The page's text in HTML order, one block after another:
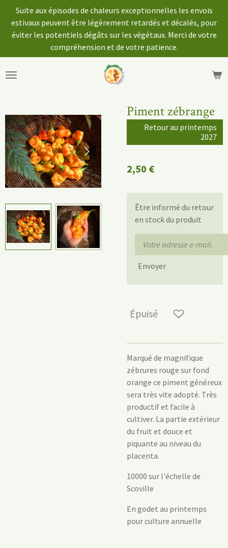
Passer
au
contenu
Suite aux épisodes de chaleurs exceptionnelles les envois
estivaux peuvent être légèrement retardés et décalés, pour
éviter les potentiels dégâts sur les végétaux. Merci de votre
compréhension et de votre patience.
Piment zébrange
Retour au printemps
2027
2,50 €
Être informé du retour
en stock du produit
Envoyer
Épuisé
Marqué de magnifique
zébrures rouge sur fond
orange ce piment généreux
sera très vite adopté. Très
productif et facile à
cultiver. La partie extérieur
du fruit et douce et
piquante au niveau du
placenta.
10000 sur l'échelle de
Scoville
En godet au printemps
pour culture annuelle